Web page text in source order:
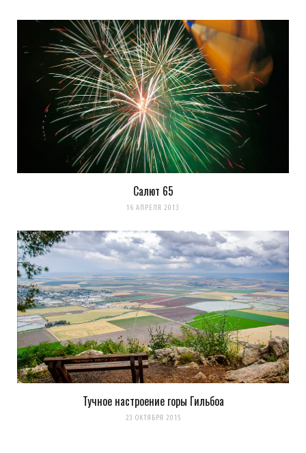
Салют 65
16 АПРЕЛЯ 2013
Тучное настроение горы Гильбоа
23 ОКТЯБРЯ 2015